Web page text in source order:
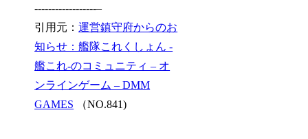
------------------–
引用元：運営鎮守府からのお
知らせ：艦隊これくしょん -
艦これ-のコミュニティ – オ
ンラインゲーム – DMM
GAMES （NO.841)